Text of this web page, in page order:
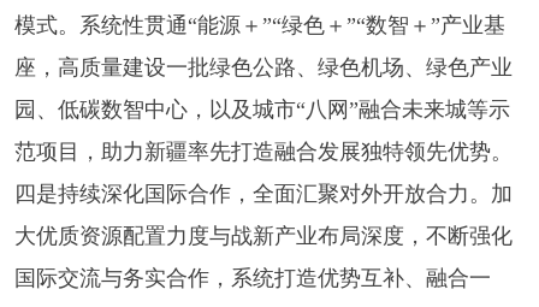
模式。系统性贯通“能源＋”“绿色＋”“数智＋”产业基
座，高质量建设一批绿色公路、绿色机场、绿色产业
园、低碳数智中心，以及城市“八网”融合未来城等示
范项目，助力新疆率先打造融合发展独特领先优势。
四是持续深化国际合作，全面汇聚对外开放合力。加
大优质资源配置力度与战新产业布局深度，不断强化
国际交流与务实合作，系统打造优势互补、融合一